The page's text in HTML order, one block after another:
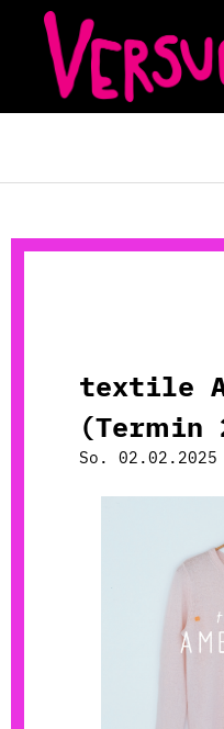
textile
(Termin
So. 02.02.2025